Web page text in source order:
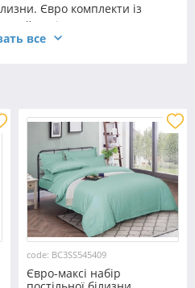
Євро комплекти із
варіант для тих, хто
матеріал відрізняється своєю
з страйп сатинуєвро
приємні тактильні
у користуванні. Завдяки
євро постіль з страйп
розкоші та стилю.
все
code: BC3SS545409
Євро-максі набір